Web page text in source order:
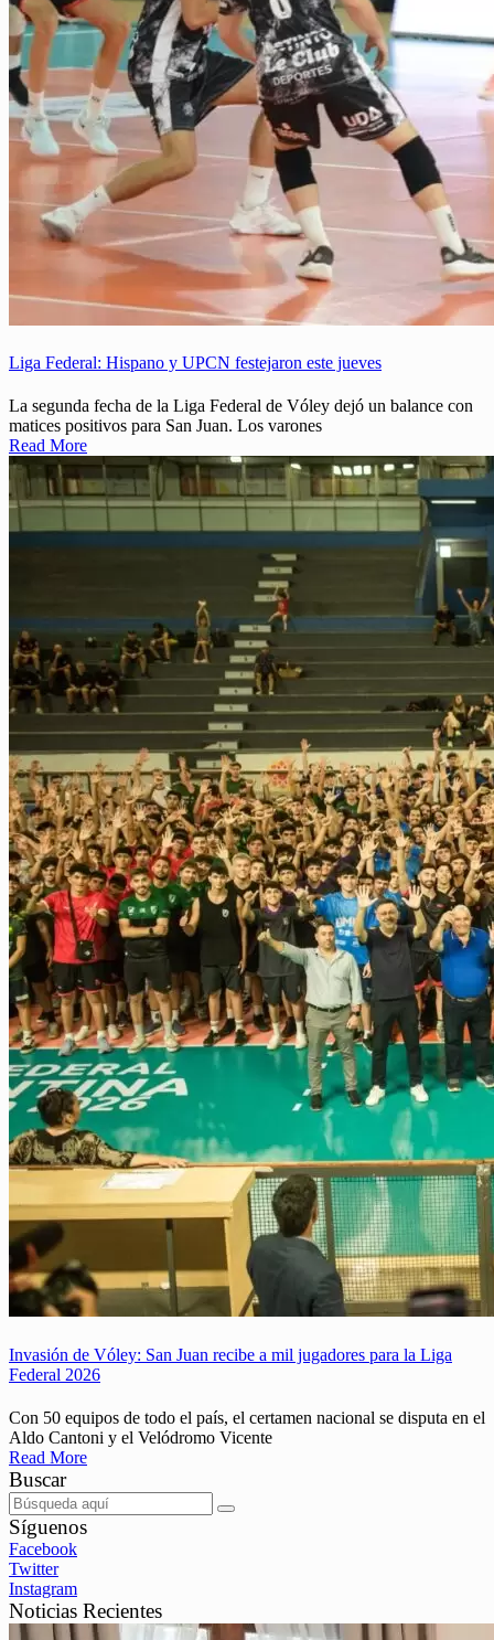
Liga Federal: Hispano y UPCN festejaron este jueves
La segunda fecha de la Liga Federal de Vóley dejó un balance con
matices positivos para San Juan. Los varones
Read More
Invasión de Vóley: San Juan recibe a mil jugadores para la Liga
Federal 2026
Con 50 equipos de todo el país, el certamen nacional se disputa en el
Aldo Cantoni y el Velódromo Vicente
Read More
Buscar
Síguenos
Facebook
Twitter
Instagram
Noticias Recientes